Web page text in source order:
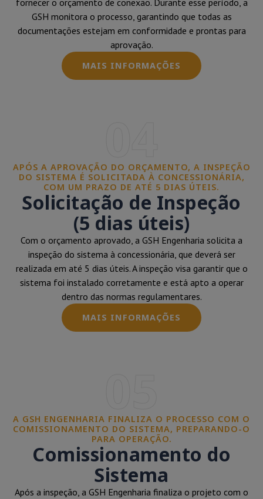
fornecer o orçamento de conexão. Durante esse período, a
GSH monitora o processo, garantindo que todas as
documentações estejam em conformidade e prontas para
aprovação.
MAIS INFORMAÇÕES
APÓS A APROVAÇÃO DO ORÇAMENTO, A INSPEÇÃO
DO SISTEMA É SOLICITADA À CONCESSIONÁRIA,
COM UM PRAZO DE ATÉ 5 DIAS ÚTEIS.
Solicitação de Inspeção
(5 dias úteis)
Com o orçamento aprovado, a GSH Engenharia solicita a
inspeção do sistema à concessionária, que deverá ser
realizada em até 5 dias úteis. A inspeção visa garantir que o
sistema foi instalado corretamente e está apto a operar
dentro das normas regulamentares.
MAIS INFORMAÇÕES
A GSH ENGENHARIA FINALIZA O PROCESSO COM O
COMISSIONAMENTO DO SISTEMA, PREPARANDO-O
PARA OPERAÇÃO.
Comissionamento do
Sistema
Após a inspeção, a GSH Engenharia finaliza o projeto com o